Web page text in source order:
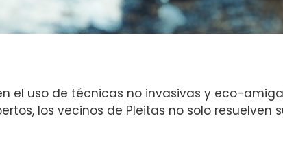
el uso de técnicas no invasivas y eco-
los vecinos de Pleitas no solo resuelven